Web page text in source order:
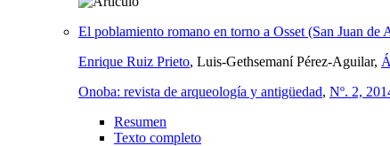
El poblamiento romano en torno a Osset (San Juan de
Enrique Ruiz Prieto, Luis-Gethsemaní Pérez-Aguilar,
Onoba: revista de arqueología y antigüedad, Nº. 2,
Resumen
Texto completo